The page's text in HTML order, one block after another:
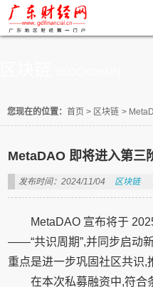
您现在的位置： 首页 > 区块链 >
MetaDAO 即将进入第三
发布时间：2024/11/04 区块链
MetaDAO 宣布将于
——“共识周期”,并同步启动
重点是进一步巩固社区共识,
在本次私募融资中,符合